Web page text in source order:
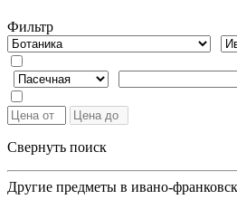
Фильтр
Свернуть поиск
Другие предметы в ивано-